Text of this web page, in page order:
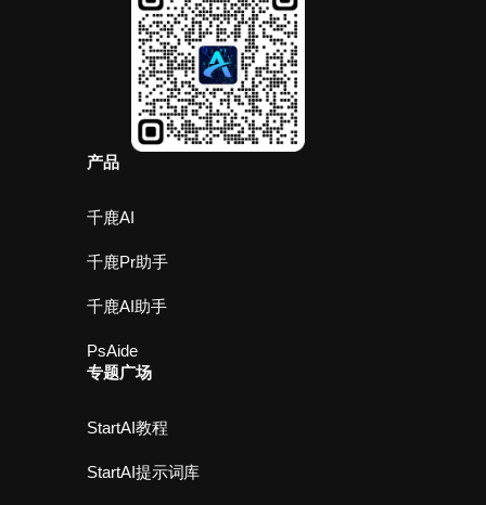
产品
千鹿AI
千鹿Pr助手
千鹿AI助手
PsAide
专题广场
StartAI教程
StartAI提示词库